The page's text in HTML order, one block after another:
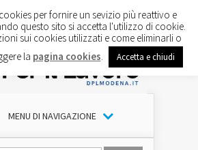
MENU DI NAVIGAZIONE
per fornire un sevizio più reattivo e
questo sito si accetta l'utilizzo di cookie.
sui cookies utilizzati e come eliminarli o
la pagina cookies Accetta e chiudi